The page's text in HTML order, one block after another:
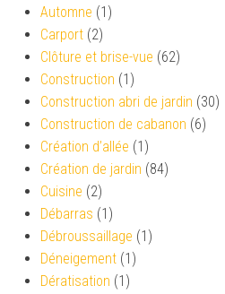
Automne (1)
Carport (2)
Clôture et brise-vue (62)
Construction (1)
Construction abri de jardin (30)
Construction de cabanon (6)
Création d’allée (1)
Création de jardin (84)
Cuisine (2)
Débarras (1)
Débroussaillage (1)
Déneigement (1)
Dératisation (1)